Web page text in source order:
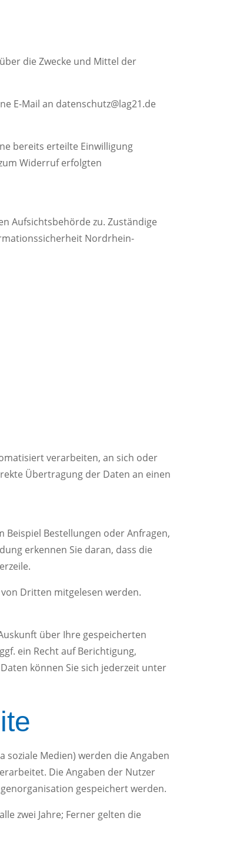
die Zwecke und Mittel der
E-Mail an datenschutz@lag21.de
bereits erteilte Einwilligung
Widerruf erfolgten
Aufsichtsbehörde zu. Zuständige
Nordrhein-
verarbeiten, an sich oder
Übertragung der Daten an einen
Bestellungen oder Anfragen,
erkennen Sie daran, dass die
Dritten mitgelesen werden.
über Ihre gespeicherten
ein Recht auf Berichtigung,
können Sie sich jederzeit unter
soziale Medien) werden die Angaben
Die Angaben der Nutzer
gespeichert werden.
zwei Jahre; Ferner gelten die